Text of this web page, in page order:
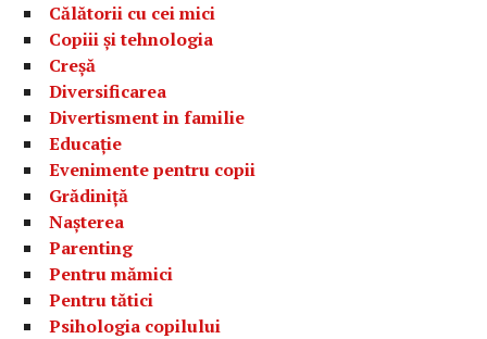
Călătorii cu cei mici
Copiii și tehnologia
Creșă
Diversificarea
Divertisment in familie
Educație
Evenimente pentru copii
Grădiniță
Nașterea
Parenting
Pentru mămici
Pentru tătici
Psihologia copilului